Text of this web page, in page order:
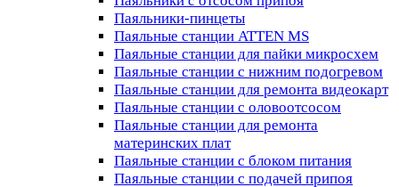
Паяльники-пинцеты
Паяльные станции ATTEN MS
Паяльные станции для пайки микросхем
Паяльные станции с нижним подогревом
Паяльные станции для ремонта видеокарт
Паяльные станции с оловоотсосом
Паяльные станции для ремонта
материнских плат
Паяльные станции с блоком питания
Паяльные станции с подачей припоя